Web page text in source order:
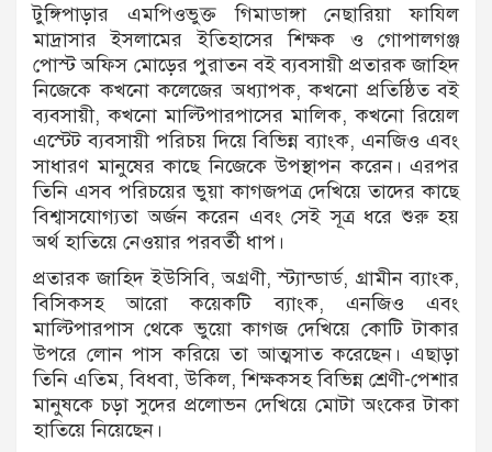
টুঙ্গিপাড়ার এমপিওভুক্ত গিমাডাঙ্গা নেছারিয়া ফাযিল
মাদ্রাসার ইসলামের ইতিহাসের শিক্ষক ও গোপালগঞ্জ
পোস্ট অফিস মোড়ের পুরাতন বই ব্যবসায়ী প্রতারক জাহিদ
নিজেকে কখনো কলেজের অধ্যাপক, কখনো প্রতিষ্ঠিত বই
ব্যবসায়ী, কখনো মাল্টিপারপাসের মালিক, কখনো রিয়েল
এস্টেট ব্যবসায়ী পরিচয় দিয়ে বিভিন্ন ব্যাংক, এনজিও এবং
সাধারণ মানুষের কাছে নিজেকে উপস্থাপন করেন। এরপর
তিনি এসব পরিচয়ের ভুয়া কাগজপত্র দেখিয়ে তাদের কাছে
বিশ্বাসযোগ্যতা অর্জন করেন এবং সেই সূত্র ধরে শুরু হয়
অর্থ হাতিয়ে নেওয়ার পরবর্তী ধাপ।
প্রতারক জাহিদ ইউসিবি, অগ্রণী, স্ট্যান্ডার্ড, গ্রামীন ব্যাংক,
বিসিকসহ আরো কয়েকটি ব্যাংক, এনজিও এবং
মাল্টিপারপাস থেকে ভুয়ো কাগজ দেখিয়ে কোটি টাকার
উপরে লোন পাস করিয়ে তা আত্মসাত করেছেন। এছাড়া
তিনি এতিম, বিধবা, উকিল, শিক্ষকসহ বিভিন্ন শ্রেণী-পেশার
মানুষকে চড়া সুদের প্রলোভন দেখিয়ে মোটা অংকের টাকা
হাতিয়ে নিয়েছেন।